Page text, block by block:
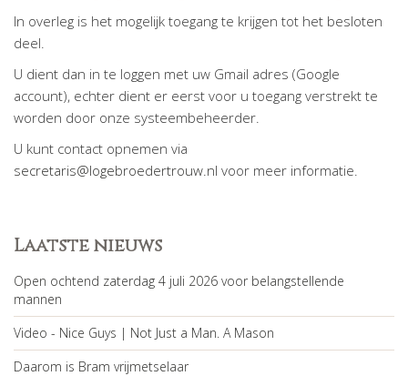
In overleg is het mogelijk toegang te krijgen tot het besloten
deel.
U dient dan in te loggen met uw Gmail adres (Google
account), echter dient er eerst voor u toegang verstrekt te
worden door onze systeembeheerder.
U kunt contact opnemen via
secretaris@logebroedertrouw.nl voor meer informatie.
Laatste nieuws
Open ochtend zaterdag 4 juli 2026 voor belangstellende
mannen
Video - Nice Guys | Not Just a Man. A Mason
Daarom is Bram vrijmetselaar